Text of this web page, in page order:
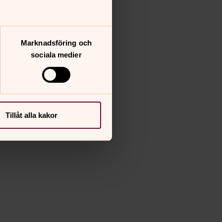
Marknadsföring och
sociala medier
Tillåt alla kakor